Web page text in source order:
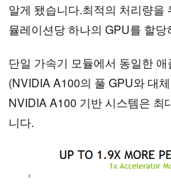
알게 됐습니다.최적의 처리량을
뮬레이션당 하나의 GPU를 할당
단일 가속기 모듈에서 동일한
(NVIDIA A100의 풀 GPU와 대
NVIDIA A100 기반 시스템은 최
니다.